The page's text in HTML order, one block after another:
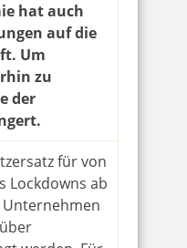
hat auch
auf die
Um
zu
der
für von
Lockdowns ab